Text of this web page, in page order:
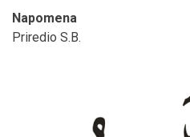
Napomena
Priredio S.B.